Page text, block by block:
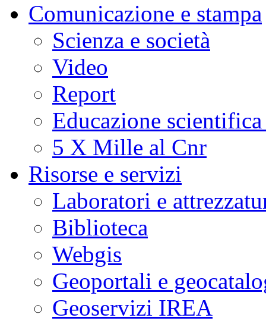
Comunicazione e stampa
Scienza e società
Video
Report
Educazione
5 X Mille al Cnr
Risorse e servizi
Laboratori e
Biblioteca
Webgis
Geoportali e
Geoservizi IREA